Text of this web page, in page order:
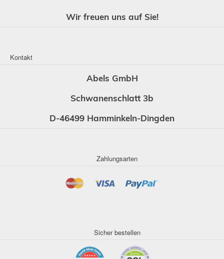
Wir freuen uns auf Sie!
Kontakt
Abels GmbH
Schwanenschlatt 3b
D-46499 Hamminkeln-Dingden
Zahlungsarten
Sicher bestellen